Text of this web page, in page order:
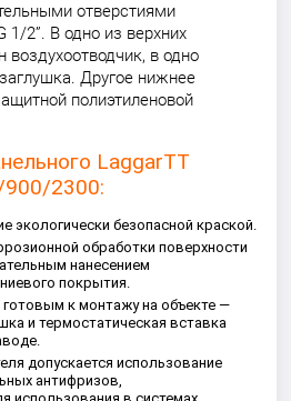
отверстиями
1/2”. В одно из верхних
воздухоотводчик, в одно
Другое нижнее
полиэтиленовой
LaggarTT
900/2300:
экологически безопасной краской.
обработки поверхности
нанесением
покрытия.
к монтажу на объекте —
и термостатическая вставка
допускается использование
антифризов,